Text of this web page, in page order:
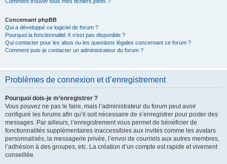
Concernant phpBB
Qui a développé ce logiciel de forum ?
Pourquoi la fonctionnalité X n’est pas disponible ?
Qui contacter pour les abus ou les questions légales concernant ce forum ?
Comment puis-je contacter un administrateur du forum ?
Problèmes de connexion et d’enregistrement
Pourquoi dois-je m’enregistrer ?
Vous pouvez ne pas le faire, mais l’administrateur du forum peut avoir
configuré les forums afin qu’il soit nécessaire de s’enregistrer pour poster des
messages. Par ailleurs, l’enregistrement vous permet de bénéficier de
fonctionnalités supplémentaires inaccessibles aux invités comme les avatars
personnalisés, la messagerie privée, l’envoi de courriels aux autres membres,
l’adhésion à des groupes, etc. La création d’un compte est rapide et vivement
conseillée.